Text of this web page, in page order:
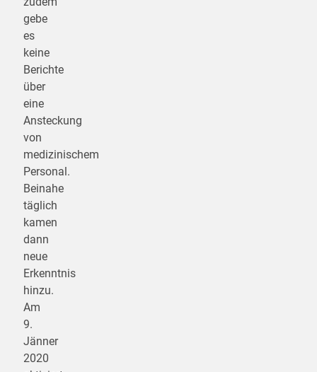
gebe
es
keine
Berichte
über
eine
Ansteckung
von
medizinischem
Personal.
Beinahe
täglich
kamen
dann
neue
Erkenntnis
hinzu.
Am
9.
Jänner
2020